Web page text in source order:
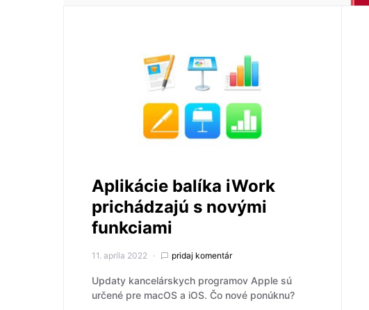
Aplikácie balíka iWork
prichádzajú s novými
funkciami
11. apríla 2022 pridaj komentár
Updaty kancelárskych programov Apple sú
určené pre macOS a iOS. Čo nové ponúknu?